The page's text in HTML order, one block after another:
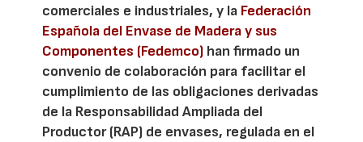
comerciales e industriales, y la Federación
Española del Envase de Madera y sus
Componentes (Fedemco) han firmado un
convenio de colaboración para facilitar el
cumplimiento de las obligaciones derivadas
de la Responsabilidad Ampliada del
Productor (RAP) de envases, regulada en el